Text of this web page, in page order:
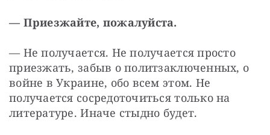
— Приезжайте, пожалуйста.
— Не получается. Не получается просто
приезжать, забыв о политзаключенных, о
войне в Украине, обо всем этом. Не
получается сосредоточиться только на
литературе. Иначе стыдно будет.